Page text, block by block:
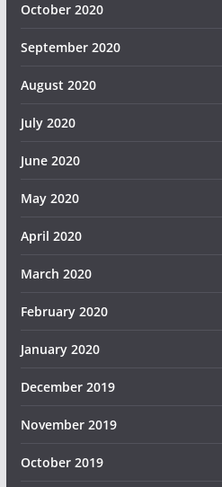
October 2020
September 2020
August 2020
July 2020
June 2020
May 2020
April 2020
March 2020
February 2020
January 2020
December 2019
November 2019
October 2019